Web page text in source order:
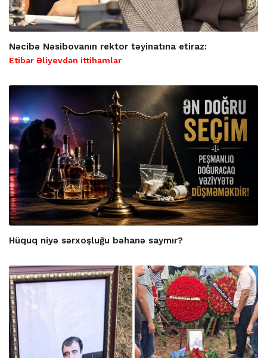
Nəcibə Nəsibovanın rektor təyinatına etiraz:
Etibar Əliyevdən ittihamlar
Hüquq niyə sərxoşluğu bəhanə saymır?